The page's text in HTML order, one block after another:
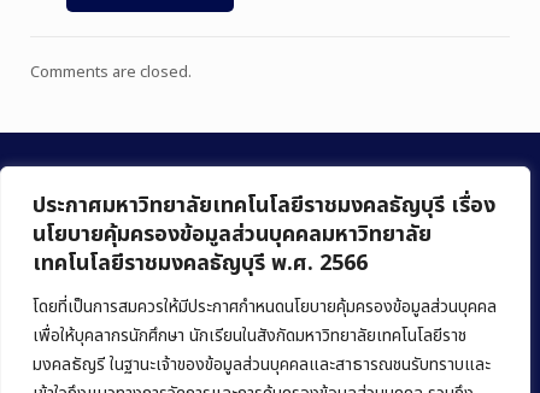
ประกาศมหาวิทยาลัยเทคโนโลยีราชมงคลธัญบุรี เรื่อง
นโยบายคุ้มครองข้อมูลส่วนบุคคลมหาวิทยาลัย
เทคโนโลยีราชมงคลธัญบุรี พ.ศ. 2566
โดยที่เป็นการสมควรให้มีประกาศกำหนดนโยบายคุ้มครองข้อมูลส่วนบุคคล
เพื่อให้บุคลากรนักศึกษา นักเรียนในสังกัดมหาวิทยาลัยเทคโนโลยีราช
มงคลธัญรี ในฐานะเจ้าของข้อมูลส่วนบุคคลและสาธารณชนรับทราบและ
Comments are closed.
คณะบริหารธุรกิจ
มหาวิทยาลัยเทคโนโลยีราชมงคลธัญบุรี
39 หมู่ 1 ถนนรังสิต-นครนายก ตำบลคลองหก
อำเภอคลองหลวง จังหวัดปทุมธานี 12120